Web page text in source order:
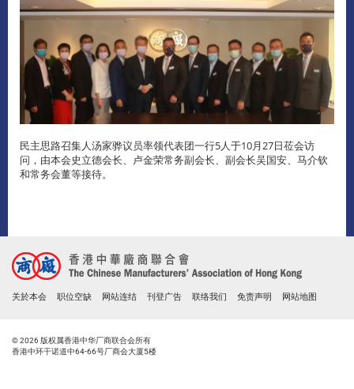
民主思路召集人汤家骅议员率领代表团一行5人于10月27日莅会访
问，由本会史立德会长、卢金荣常务副会长、副会长吴国安、马介钦
和常务会董等接待。
关於本会 职位空缺 网站连结 刊登广告 联络我们 免责声明 网站地图
© 2026 版权属香港中华厂商联合会所有
香港中环干诺道中64-66号厂商会大厦5楼